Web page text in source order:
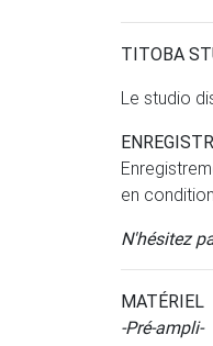
TITOBA
Le studio
en
N'hésitez
MATÉRIEL
-Pré-ampli-